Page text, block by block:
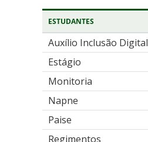
ESTUDANTES
Auxílio Inclusão Digital
Estágio
Monitoria
Napne
Paise
Regimentos